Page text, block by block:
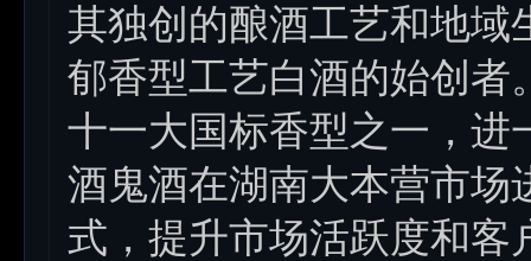
其独创的酿酒工艺和地域
郁香型工艺白酒的始创者
十一大国标香型之一，进
酒鬼酒在湖南大本营市场
式，提升市场活跃度和客